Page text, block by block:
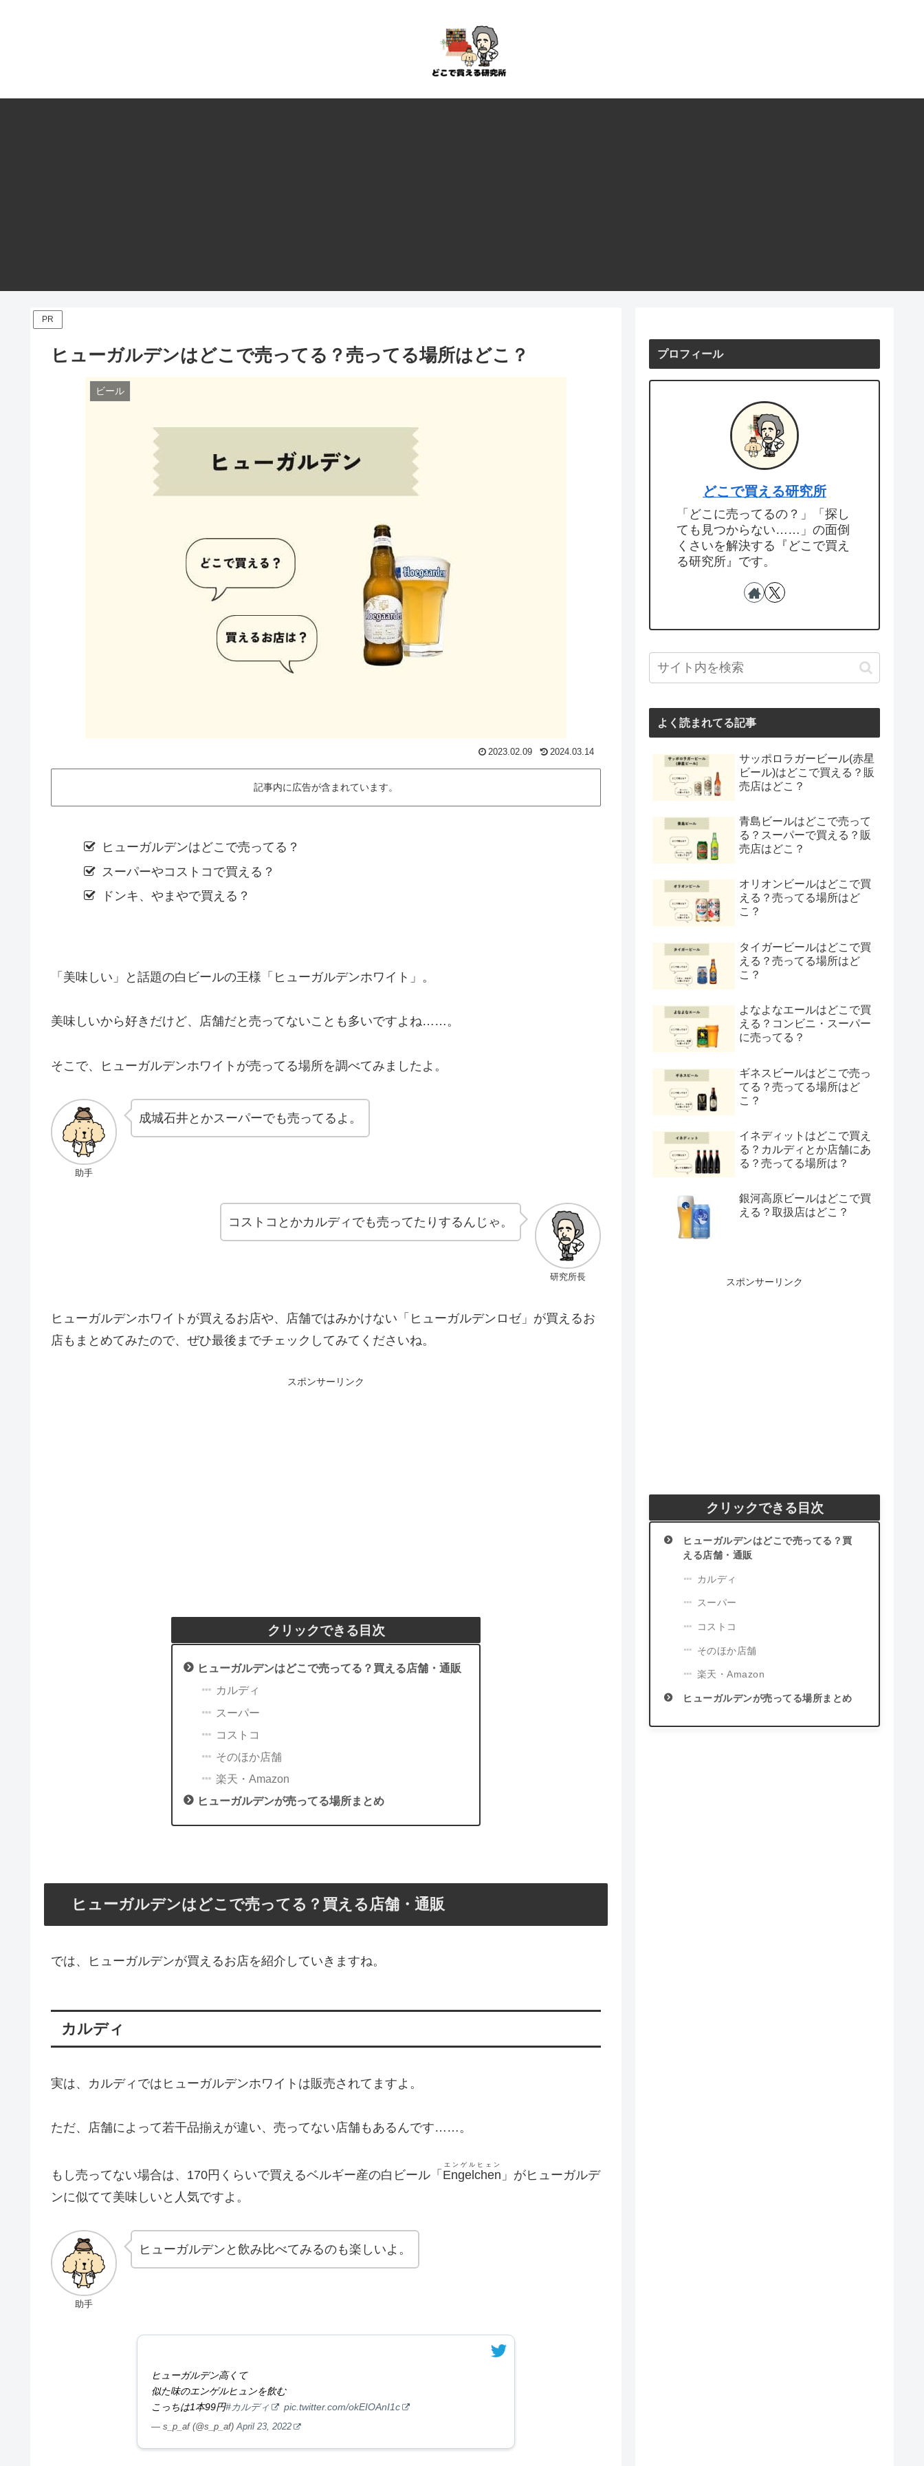
PR
ヒューガルデンはどこで売ってる？売ってる場所はどこ？
ビール
2023.02.09 2024.03.14
記事内に広告が含まれています。
ヒューガルデンはどこで売ってる？
スーパーやコストコで買える？
ドンキ、やまやで買える？
「美味しい」と話題の白ビールの王様「ヒューガルデンホワイト」。
美味しいから好きだけど、店舗だと売ってないことも多いですよね……。
そこで、ヒューガルデンホワイトが売ってる場所を調べてみましたよ。
助手
成城石井とかスーパーでも売ってるよ。
研究所長
コストコとかカルディでも売ってたりするんじゃ。
ヒューガルデンホワイトが買えるお店や、店舗ではみかけない「ヒューガルデンロゼ」が買えるお
店もまとめてみたので、ぜひ最後までチェックしてみてくださいね。
スポンサーリンク
クリックできる目次
ヒューガルデンはどこで売ってる？買える店舗・通販
カルディ
スーパー
コストコ
そのほか店舗
楽天・Amazon
ヒューガルデンが売ってる場所まとめ
ヒューガルデンはどこで売ってる？買える店舗・通販
では、ヒューガルデンが買えるお店を紹介していきますね。
カルディ
実は、カルディではヒューガルデンホワイトは販売されてますよ。
ただ、店舗によって若干品揃えが違い、売ってない店舗もあるんです……。
もし売ってない場合は、170円くらいで買えるベルギー産の白ビール「 Engelchen
エンゲルヒェン
」がヒューガルデ
ンに似てて美味しいと人気ですよ。
助手
ヒューガルデンと飲み比べてみるのも楽しいよ。
ヒューガルデン高くて
似た味のエンゲルヒュンを飲む
こっちは1本99円#カルディ pic.twitter.com/okEIOAnI1c
— s_p_af (@s_p_af) April 23, 2022
プロフィール
どこで買える研究所
「どこに売ってるの？」「探し
ても見つからない……」の面倒
くさいを解決する『どこで買え
る研究所』です。
よく読まれてる記事
サッポロラガービール(赤星
ビール)はどこで買える？販
売店はどこ？
青島ビールはどこで売って
る？スーパーで買える？販
売店はどこ？
オリオンビールはどこで買
える？売ってる場所はど
こ？
タイガービールはどこで買
える？売ってる場所はど
こ？
よなよなエールはどこで買
える？コンビニ・スーパー
に売ってる？
ギネスビールはどこで売っ
てる？売ってる場所はど
こ？
イネディットはどこで買え
る？カルディとか店舗にあ
る？売ってる場所は？
銀河高原ビールはどこで買
える？取扱店はどこ？
スポンサーリンク
クリックできる目次
ヒューガルデンはどこで売ってる？買
える店舗・通販
カルディ
スーパー
コストコ
そのほか店舗
楽天・Amazon
ヒューガルデンが売ってる場所まとめ